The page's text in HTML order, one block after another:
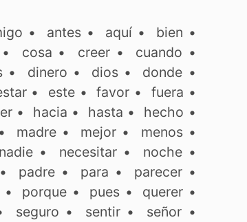
• antes• aquí• bien •
• cosa • creer• cuando •
• dinero • dios • donde •
• este•favor • fuera •
• hacia • hasta • hecho •
• madre • mejor • menos•
nadie• necesitar• noche•
• padre • para • parecer•
• porque • pues • querer •
seguro • sentir • señor •